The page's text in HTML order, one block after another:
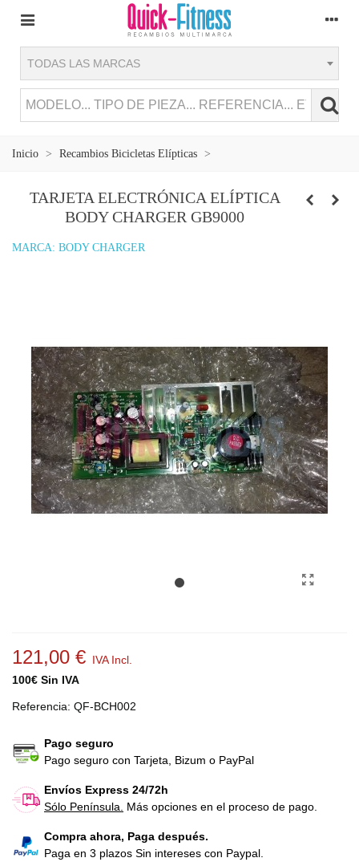
TODAS LAS MARCAS
Inicio > Recambios Bicicletas Elípticas >
TARJETA ELECTRÓNICA ELÍPTICA
BODY CHARGER GB9000
MARCA: BODY CHARGER
121,00 € IVA Incl.
100€ Sin IVA
Referencia: QF-BCH002
Pago seguro
Pago seguro con Tarjeta, Bizum o PayPal
Envíos Express 24/72h
Sólo Península.
Más opciones en el proceso de pago.
Compra ahora, Paga después.
Paga en 3 plazos Sin intereses con Paypal.